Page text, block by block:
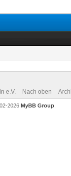
e.V. Nach oben
2026 MyBB Group